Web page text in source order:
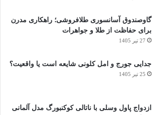
گاوصندوق آسانسوری طلافروشی؛ راهکاری مدرن
برای حفاظت از طلا و جواهرات
27 تیر 1405
جدایی جورج و امل کلونی شایعه است یا واقعیت؟
25 تیر 1405
ازدواج پاول وسلی با ناتالی کوکنبورگ مدل آلمانی